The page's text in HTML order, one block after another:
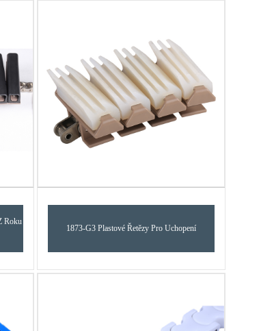
Roku
1873-G3 Plastové Řetězy Pro Uchopení